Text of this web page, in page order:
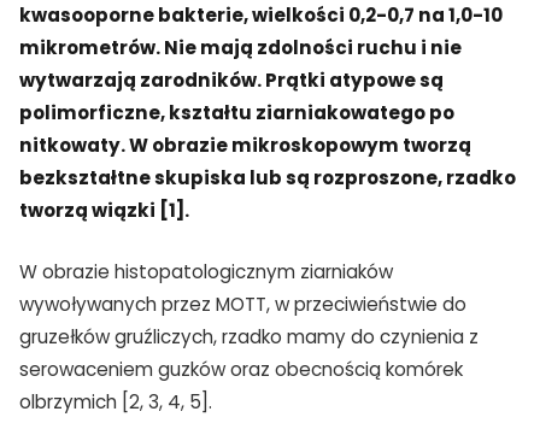
kwasooporne bakterie, wielkości 0,2-0,7 na 1,0-10
mikrometrów. Nie mają zdolności ruchu i nie
wytwarzają zarodników. Prątki atypowe są
polimorficzne, kształtu ziarniakowatego po
nitkowaty. W obrazie mikroskopowym tworzą
bezkształtne skupiska lub są rozproszone, rzadko
tworzą wiązki [1].
W obrazie histopatologicznym ziarniaków
wywoływanych przez MOTT, w przeciwieństwie do
gruzełków gruźliczych, rzadko mamy do czynienia z
serowaceniem guzków oraz obecnością komórek
olbrzymich [2, 3, 4, 5].